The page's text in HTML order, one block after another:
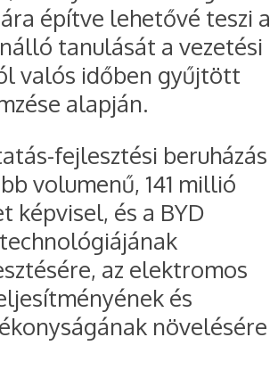
építve lehetővé teszi a
tanulását a vezetési
valós időben gyűjtött
alapján.
fejlesztési beruházás
volumenű, 141 millió
képvisel, és a BYD
az elektromos
és
növelésére